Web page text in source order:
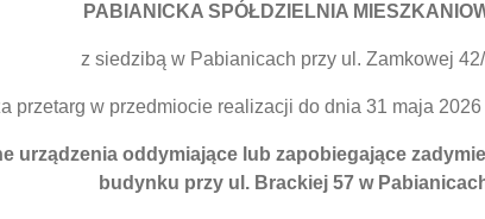
PABIANICKA SPÓŁDZIELNIA
z siedzibą w Pabianicach przy ul. Zamkowej
przetarg w przedmiocie realizacji do dnia 31 maja
urządzenia oddymiające lub zapobiegające
budynku przy ul. Brackiej 57 w